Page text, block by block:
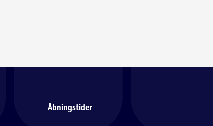
Åbningstider